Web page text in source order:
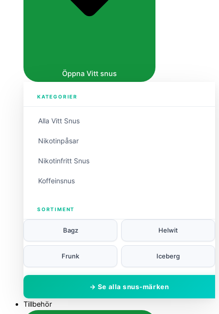
Öppna Vitt snus
KATEGORIER
Alla Vitt Snus
Nikotinpåsar
Nikotinfritt Snus
Koffeinsnus
SORTIMENT
Bagz Helwit
Frunk Iceberg
→ Se alla snus-märken
Tillbehör